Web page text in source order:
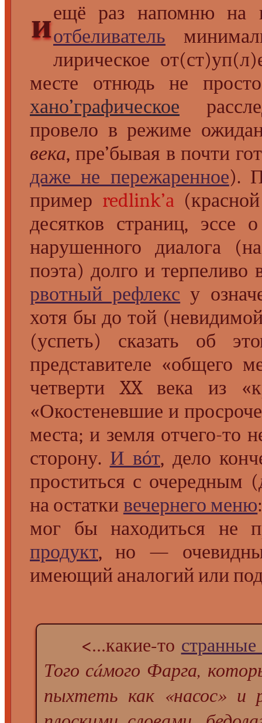
иещё раз напомню на
отбеливатель
лирическое
месте отнюдь не
хано’графическое
провело в режиме
века, пре’бывая в почти
даже не пережаренное).
пример redlink’а
десятков страниц, эссе
нарушенного диалога
поэта) долго и
рвотный рефлекс у
хотя бы до той
(успеть) сказать об
представителе «общего
четверти XX века из
«Окостеневшие и
места; и земля отчего-то
сторону. И вóт, дело
проститься с очередным
на остатки вечернего меню
мог бы находиться не
продукт, но —
имеющий аналогий или
<...какие-то
Того сáмого Фарга,
пыхтеть как «насос» и